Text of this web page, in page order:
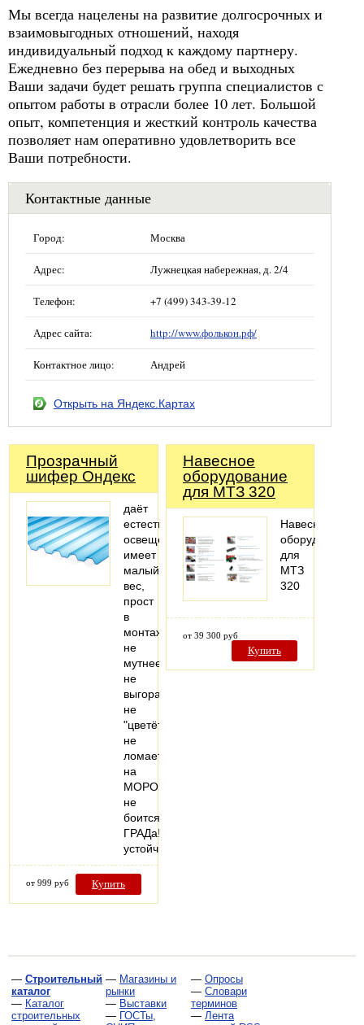
Мы всегда нацелены на развитие долгосрочных и
взаимовыгодных отношений, находя
индивидуальный подход к каждому партнеру.
Ежедневно без перерыва на обед и выходных
Ваши задачи будет решать группа специалистов с
опытом работы в отрасли более 10 лет. Большой
опыт, компетенция и жесткий контроль качества
позволяет нам оперативно удовлетворить все
Ваши потребности.
Контактные данные
Город: Москва
Адрес: Лужнецкая набережная, д. 2/4
Телефон: +7 (499) 343-39-12
Адрес сайта: http://www.фолькон.рф/
Контактное лицо: Андрей
Открыть на Яндекс.Картах
Прозрачный
шифер Ондекс
даёт
естественное
освещение
имеет
малый
вес,
прост
в
монтаже
не
мутнеет,
не
выгорает,
не
"цветёт"
не
ломается
на
МОРОЗе,
не
боится
ГРАДа!
устойчив…
от 999 руб Купить
Навесное
оборудование
для МТЗ 320
Навесное
оборудование
для
МТЗ
320
от 39 300 руб
Купить
— Строительный
каталог
— Каталог
строительных
— Магазины и
рынки
— Выставки
— ГОСТы,
— Опросы
— Словари
терминов
— Лента